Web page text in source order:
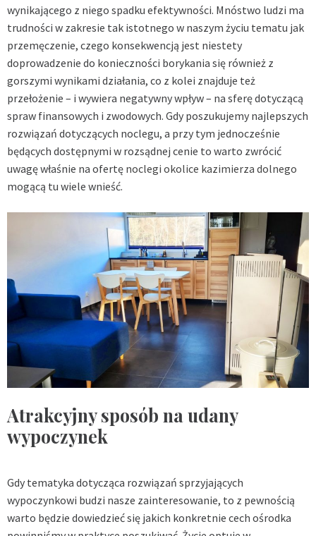
wynikającego z niego spadku efektywności. Mnóstwo ludzi ma
trudności w zakresie tak istotnego w naszym życiu tematu jak
przemęczenie, czego konsekwencją jest niestety
doprowadzenie do konieczności borykania się również z
gorszymi wynikami działania, co z kolei znajduje też
przełożenie – i wywiera negatywny wpływ – na sferę dotyczącą
spraw finansowych i zwodowych. Gdy poszukujemy najlepszych
rozwiązań dotyczących noclegu, a przy tym jednocześnie
będących dostępnymi w rozsądnej cenie to warto zwrócić
uwagę właśnie na ofertę noclegi okolice kazimierza dolnego
mogącą tu wiele wnieść.
Atrakcyjny sposób na udany
wypoczynek
Gdy tematyka dotycząca rozwiązań sprzyjających
wypoczynkowi budzi nasze zainteresowanie, to z pewnością
warto będzie dowiedzieć się jakich konkretnie cech ośrodka